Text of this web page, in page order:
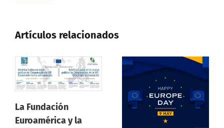
Artículos relacionados